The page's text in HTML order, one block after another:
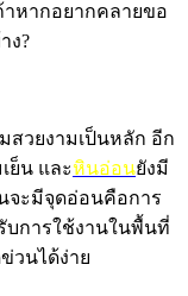
หากอยากคลายขอ
ง?
ยงามเป็นหลัก อีก
ย็น และหินอ่อนยังมี
จะมีจุดอ่อนคือการ
บการใช้งานในพื้นที่
วนได้ง่าย